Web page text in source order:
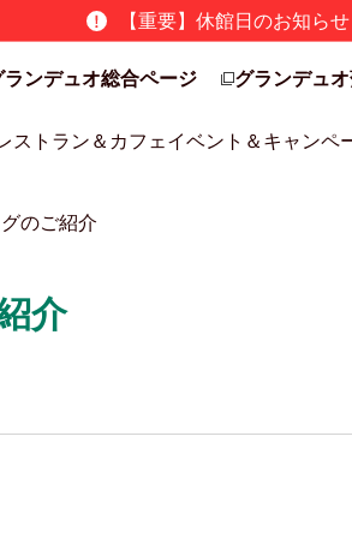
【重要】休館日のお知ら
ランデュオ総合ページ グランデュ
ストラン＆カフェイベント＆キャンペ
のご紹介
介